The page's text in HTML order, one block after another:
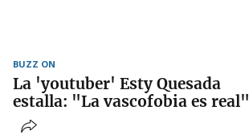
BUZZ ON
La 'youtuber' Esty Quesada
estalla: "La vascofobia es real"